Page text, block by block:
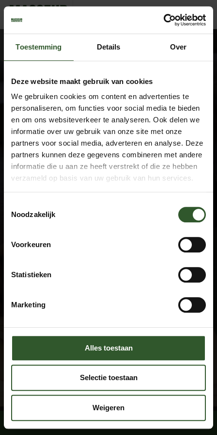
Toestemming Details Over
Deze website maakt gebruik van cookies
We gebruiken cookies om content en advertenties te
personaliseren, om functies voor social media te bieden
en om ons websiteverkeer te analyseren. Ook delen we
informatie over uw gebruik van onze site met onze
partners voor social media, adverteren en analyse. Deze
partners kunnen deze gegevens combineren met andere
informatie die u aan ze heeft verstrekt of die ze hebben
verzameld op basis van uw gebruik van hun services.
Noodzakelijk
Voorkeuren
Statistieken
Marketing
Alles toestaan
Selectie toestaan
Weigeren
By using this website, you agree with the
cookie conditions.
SorayaKarla
Google Rating
4.9
Based on 743 reviews
byTrust.Reviews
Masseurs
Join as a masseur
About us
Terms and Conditions
Disclaimer
+31 (0)615674769
info@masseuraandedeur.nl
Stay connected
Facebook
Book a massage